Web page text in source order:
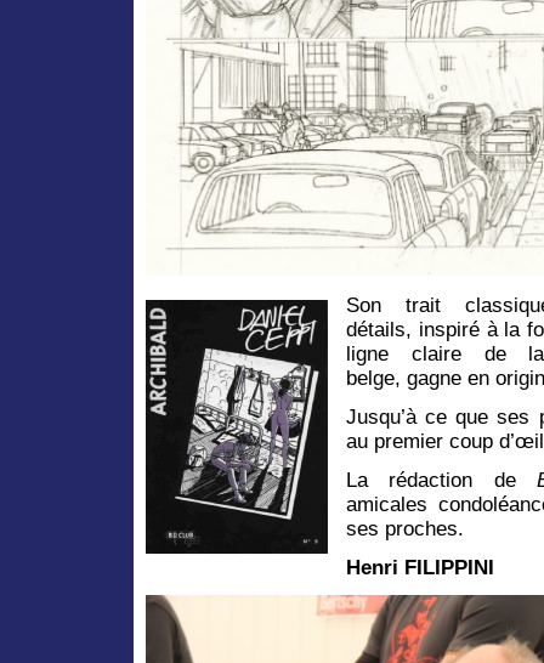
Son trait
détails, inspiré à la
ligne claire de la
belge, gagne en
Jusqu’à ce que ses
au premier coup
La rédaction de
amicales
ses proches.
Henri FILIPPINI